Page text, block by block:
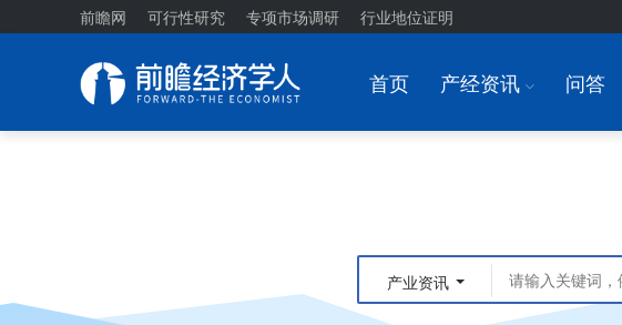
前瞻网 可行性研究 专项市场调研 行业地位证明
首页 产经资讯 I 问答
产业资讯